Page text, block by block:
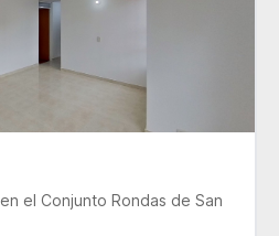
en el Conjunto Rondas de San